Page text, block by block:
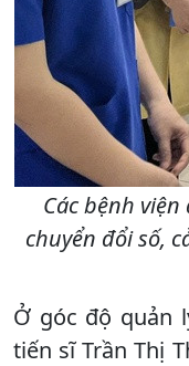
Các bệnh
chuyển đổi số,
Ở góc độ quản
tiến sĩ Trần Thị